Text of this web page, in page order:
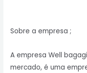
Sobre a empresa ;
A empresa Well
mercado, é uma